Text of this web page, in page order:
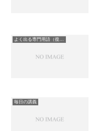
よく出る専門用語（復習用）
毎日の講義